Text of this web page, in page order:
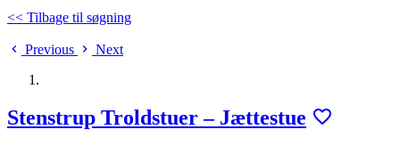
<< Tilbage til søgning
Previous Next
Stenstrup Troldstuer – Jættestue